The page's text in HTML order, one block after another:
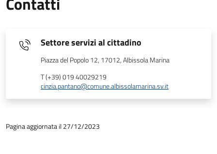
Settore servizi al cittadino
Piazza del Popolo 12, 17012, Albissola Marina
T (+39) 019 40029219
cinzia.pantano@comune.albissolamarina.sv.it
Pagina aggiornata il 27/12/2023